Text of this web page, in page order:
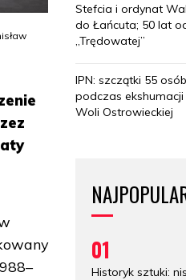
Stefcia i ordynat
do Łańcuta; 50 lat
„Trędowatej”
IPN: szczątki 55
podczas
Woli Ostrowieckiej
01
Historyk sztuki: